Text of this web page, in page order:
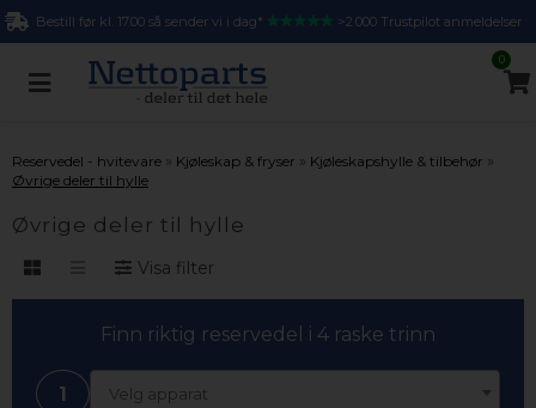
Bestill før kl. 17.00 så sender vi i dag* >2.000 Trustpilot anmeldelser
0
Reservedel - hvitevare » Kjøleskap & fryser » Kjøleskapshylle & tilbehør »
Øvrige deler til hylle
Øvrige deler til hylle
Visa filter
Finn riktig reservedel i 4 raske trinn
1 Velg apparat